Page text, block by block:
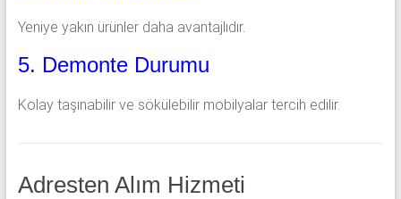
Yeniye yakın ürünler daha avantajlıdır.
5. Demonte Durumu
Kolay taşınabilir ve sökülebilir mobilyalar tercih edilir.
Adresten Alım Hizmeti